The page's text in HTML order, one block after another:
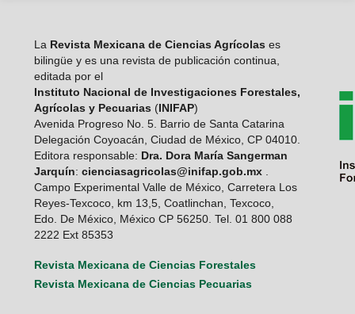
La Revista Mexicana de Ciencias Agrícolas es
bilingüe y es una revista de publicación continua,
editada por el
Instituto Nacional de Investigaciones Forestales,
Agrícolas y Pecuarias (INIFAP)
Avenida Progreso No. 5. Barrio de Santa Catarina
Delegación Coyoacán, Ciudad de México, CP 04010.
Editora responsable: Dra. Dora María Sangerman
Jarquín: cienciasagricolas@inifap.gob.mx.
Campo Experimental Valle de México, Carretera Los
Reyes-Texcoco, km 13,5, Coatlinchan, Texcoco,
Edo. De México, México CP 56250. Tel. 01 800 088
2222 Ext 85353
Revista Mexicana de Ciencias Forestales
Revista Mexicana de Ciencias Pecuarias